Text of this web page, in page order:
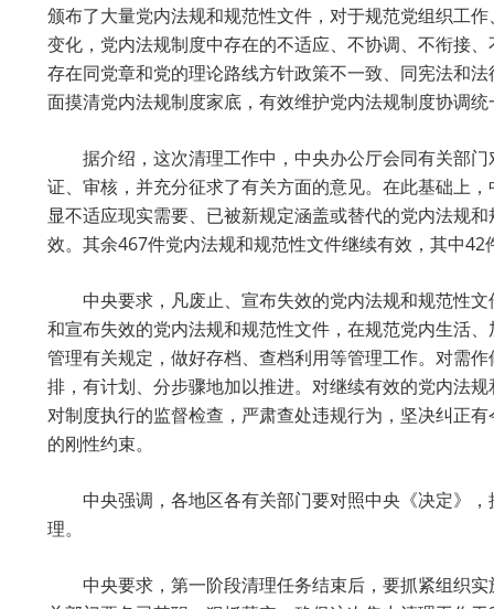
颁布了大量党内法规和规范性文件，对于规范党组织工
变化，党内法规制度中存在的不适应、不协调、不衔接
存在同党章和党的理论路线方针政策不一致、同宪法和
面摸清党内法规制度家底，有效维护党内法规制度协调
据介绍，这次清理工作中，中央办公厅会同有关部门
证、审核，并充分征求了有关方面的意见。在此基础上
显不适应现实需要、已被新规定涵盖或替代的党内法规
效。其余467件党内法规和规范性文件继续有效，其中42
中央要求，凡废止、宣布失效的党内法规和规范性文
和宣布失效的党内法规和规范性文件，在规范党内生活
管理有关规定，做好存档、查档利用等管理工作。对需
排，有计划、分步骤地加以推进。对继续有效的党内法
对制度执行的监督检查，严肃查处违规行为，坚决纠正
的刚性约束。
中央强调，各地区各有关部门要对照中央《决定》，
理。
中央要求，第一阶段清理任务结束后，要抓紧组织实